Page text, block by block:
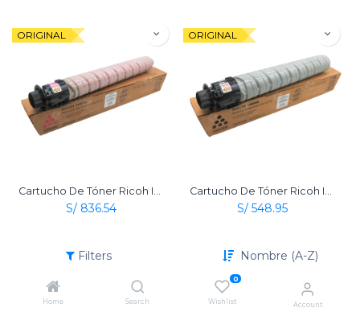
Filters Nombre (A-Z)
Home Search
0
Wishlist Account
ORIGINAL
S/ 836.54
ORIGINAL
S/ 548.95